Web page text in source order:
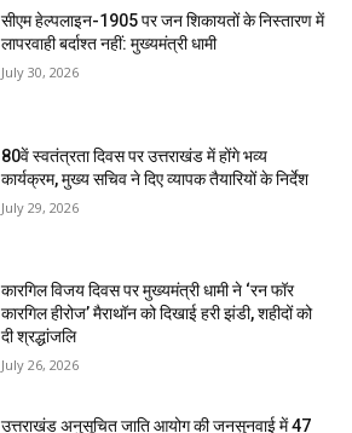
सीएम हेल्पलाइन-1905 पर जन शिकायतों के निस्तारण में
लापरवाही बर्दाश्त नहीं: मुख्यमंत्री धामी
July 30, 2026
80वें स्वतंत्रता दिवस पर उत्तराखंड में होंगे भव्य
कार्यक्रम, मुख्य सचिव ने दिए व्यापक तैयारियों के निर्देश
July 29, 2026
कारगिल विजय दिवस पर मुख्यमंत्री धामी ने ‘रन फॉर
कारगिल हीरोज’ मैराथॉन को दिखाई हरी झंडी, शहीदों को
दी श्रद्धांजलि
July 26, 2026
उत्तराखंड अनुसूचित जाति आयोग की जनसुनवाई में 47